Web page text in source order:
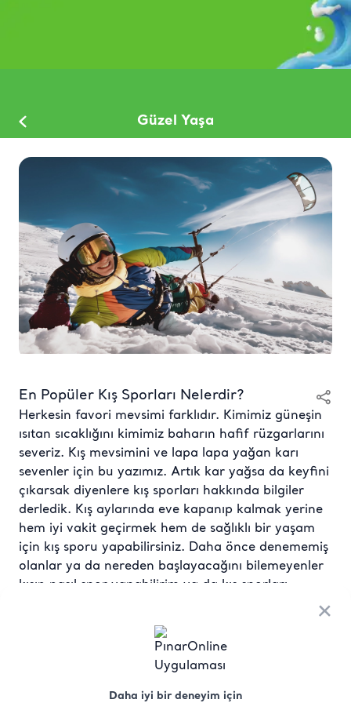
×
Daha iyi bir deneyim için
Güzel Yaşa
En Popüler Kış Sporları Nelerdir?
Herkesin favori mevsimi farklıdır. Kimimiz güneşin
ısıtan sıcaklığını kimimiz baharın hafif rüzgarlarını
severiz. Kış mevsimini ve lapa lapa yağan karı
sevenler için bu yazımız. Artık kar yağsa da keyfini
çıkarsak diyenlere kış sporları hakkında bilgiler
derledik. Kış aylarında eve kapanıp kalmak yerine
hem iyi vakit geçirmek hem de sağlıklı bir yaşam
için kış sporu yapabilirsiniz. Daha önce denememiş
olanlar ya da nereden başlayacağını bilemeyenler
kışın nasıl spor yapabilirim ya da kış sporları
içinde sıkışmış olanlar için günlük koşturmaya
verecekleri bir mola da olan kış sporları hafta sonu
programları için ideal aktivitelerden biridir. Kış
muhtemelen kayak oluyor, bu yazımızda kayak ve